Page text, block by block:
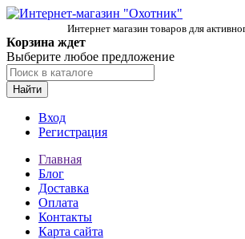
Интернет магазин товаров для
Корзина ждет
Выберите любое предложение
Найти
Вход
Регистрация
Главная
Блог
Доставка
Оплата
Контакты
Карта сайта